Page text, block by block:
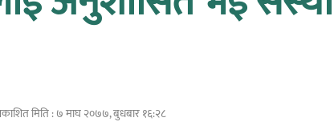
मिति :७ माघ २०७७, बुधबार १६:२८